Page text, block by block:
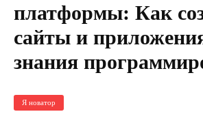
платформы: Как
сайты и
знания
Я новатор